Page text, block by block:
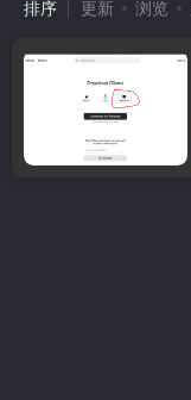
排序 更新 浏览